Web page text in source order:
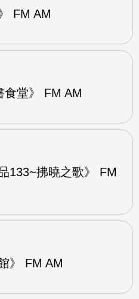
FM AM
食堂》 FM AM
133~拂曉之歌》 FM
》 FM AM